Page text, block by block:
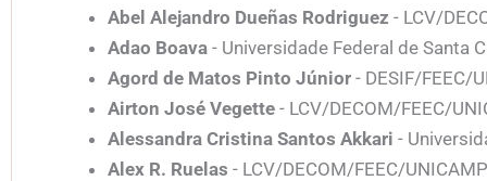
Abel Alejandro Dueñas Rodriguez - LCV/
Adao Boava - Universidade Federal de Santa
Agord de Matos Pinto Júnior - DESIF/FEEC/
Airton José Vegette - LCV/DECOM/FEEC/
Alessandra Cristina Santos Akkari -
Alex R. Ruelas - LCV/DECOM/FEEC/UNICAMP